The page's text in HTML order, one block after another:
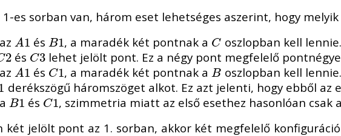
es sorban van, három eset lehetséges aszerint, hogy
A1
A1 ésB1
B1, a maradék két pontnak a C
C oszlopban kell lennie.
2
2 és C3
C3 lehet jelölt pont. Ez a négy pont megfelelő
A1
A1 és C1
C1, a maradék két pontnak aB
B oszlopban kell lennie.
derékszögű háromszöget alkot. Ez azt jelenti, hogy ebből
B1
B1 és C1
C1, szimmetria miatt az első esethez hasonlóan csak
jelölt pont az 1. sorban, akkor két megfelelő